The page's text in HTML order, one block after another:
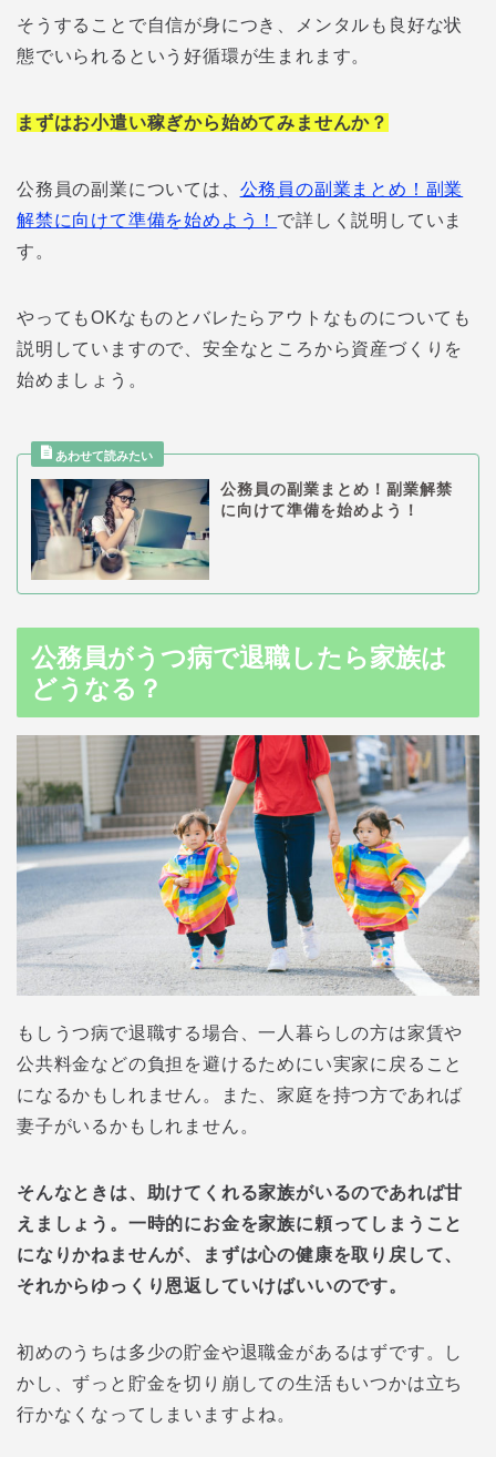
そうすることで自信が身につき、メンタルも良好な状
態でいられるという好循環が生まれます。
まずはお小遣い稼ぎから始めてみませんか？
公務員の副業については、 公務員の副業まとめ！副業
解禁に向けて準備を始めよう！ で詳しく説明していま
す。
やってもOKなものとバレたらアウトなものについても
説明していますので、安全なところから資産づくりを
始めましょう。
公務員の副業まとめ！副業解禁
に向けて準備を始めよう！
公務員がうつ病で退職したら家族は
どうなる？
もしうつ病で退職する場合、一人暮らしの方は家賃や
公共料金などの負担を避けるためにい実家に戻ること
になるかもしれません。また、家庭を持つ方であれば
妻子がいるかもしれません。
そんなときは、助けてくれる家族がいるのであれば甘
えましょう。一時的にお金を家族に頼ってしまうこと
になりかねませんが、まずは心の健康を取り戻して、
それからゆっくり恩返していけばいいのです。
初めのうちは多少の貯金や退職金があるはずです。し
かし、ずっと貯金を切り崩しての生活もいつかは立ち
行かなくなってしまいますよね。